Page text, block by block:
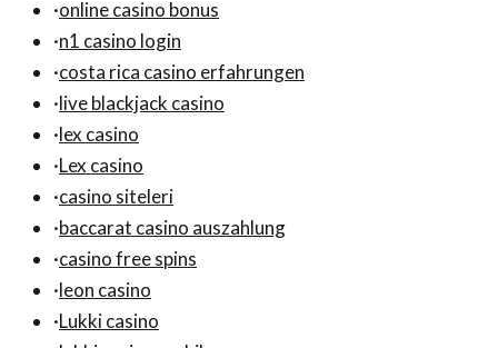
·online casino bonus
·n1 casino login
·costa rica casino erfahrungen
·live blackjack casino
·lex casino
·Lex casino
·casino siteleri
·baccarat casino auszahlung
·casino free spins
·leon casino
·Lukki casino